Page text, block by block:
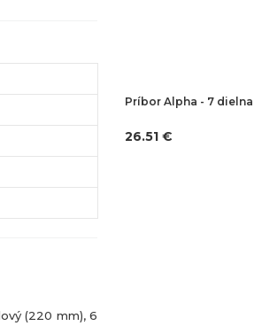
(220 mm), 6
Príbor Alpha - 7
26.51 €